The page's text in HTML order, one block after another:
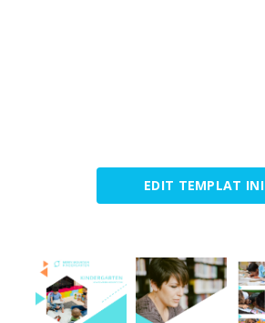
EDIT TEMPLAT INI